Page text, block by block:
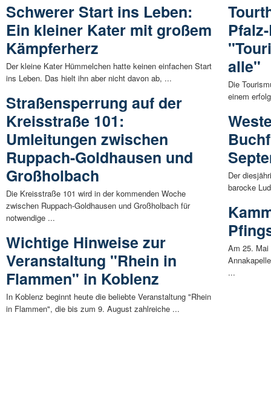
Schwerer Start ins Leben:
Ein kleiner Kater mit großem
Kämpferherz
Der kleine Kater Hümmelchen hatte keinen einfachen Start
ins Leben. Das hielt ihn aber nicht davon ab, ...
Straßensperrung auf der
Kreisstraße 101:
Umleitungen zwischen
Ruppach-Goldhausen und
Großholbach
Die Kreisstraße 101 wird in der kommenden Woche
zwischen Ruppach-Goldhausen und Großholbach für
notwendige ...
Wichtige Hinweise zur
Veranstaltung "Rhein in
Flammen" in Koblenz
In Koblenz beginnt heute die beliebte Veranstaltung "Rhein
in Flammen", die bis zum 9. August zahlreiche ...
alle"
Die
einem
Der
barocke
Am 25. Mai
...